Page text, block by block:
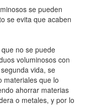
se pueden
se evita que acaben
no se puede
voluminosos con
vida, se
materiales que lo
ahorrar materias
o metales, y por lo